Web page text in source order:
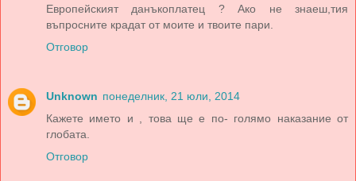
Европейският данъкоплатец ? Ако не знаеш,тия
въпросните крадат от моите и твоите пари.
Отговор
Unknown понеделник, 21 юли, 2014
Кажете името и , това ще е по- голямо наказание от
глобата.
Отговор